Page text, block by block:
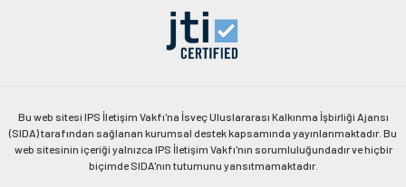
Bu web sitesi IPS İletişim Vakfı'na İsveç Uluslararası Kalkınma İşbirliği Ajansı
(SIDA) tarafından sağlanan kurumsal destek kapsamında yayınlanmaktadır. Bu
web sitesinin içeriği yalnızca IPS İletişim Vakfı'nın sorumluluğundadır ve hiçbir
biçimde SIDA'nın tutumunu yansıtmamaktadır.